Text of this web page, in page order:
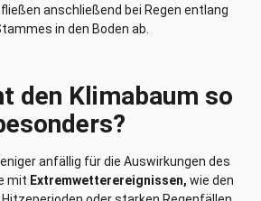
anschließend bei Regen entlang
in den Boden ab.
den Klimabaum so
anfällig für die Auswirkungen des
mit Extremwetterereignissen, wie den